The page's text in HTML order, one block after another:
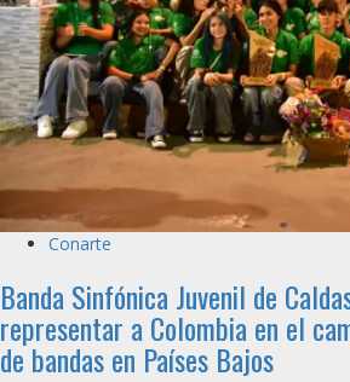
Conarte
Banda Sinfónica Juvenil de
representar a Colombia en el
de bandas en Países Bajos